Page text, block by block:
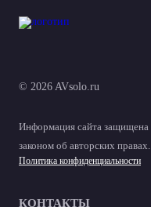
© 2026 AVsolo.ru
Информация сайта защищена
законом об авторских правах.
Политика конфиденциальности
КОНТАКТЫ